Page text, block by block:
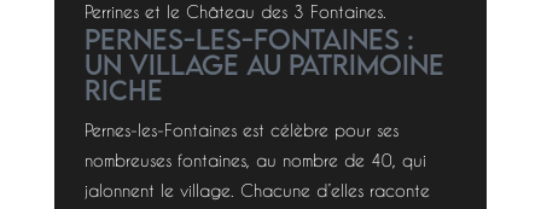
Perrines et le Château des 3 Fontaines.
Pernes-les-Fontaines :
Un Village au Patrimoine
Riche
Pernes-les-Fontaines est célèbre pour ses
nombreuses fontaines, au nombre de 40, qui
jalonnent le village. Chacune d’elles raconte